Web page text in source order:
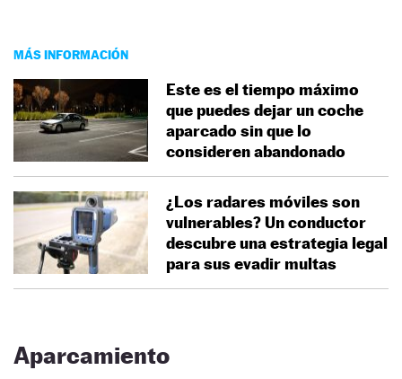
MÁS INFORMACIÓN
Este es el tiempo máximo
que puedes dejar un coche
aparcado sin que lo
consideren abandonado
¿Los radares móviles son
vulnerables? Un conductor
descubre una estrategia legal
para sus evadir multas
Aparcamiento